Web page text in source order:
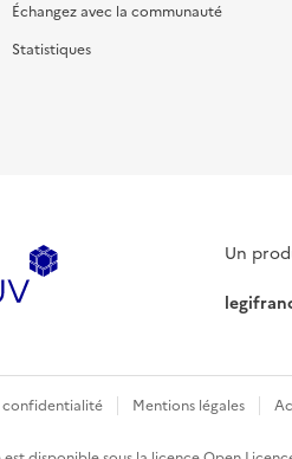
Échangez avec la communauté
Statistiques
Un
confidentialité Mentions légales